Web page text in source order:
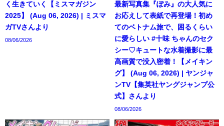
く生きていく【ミスマガジン
2025】 (Aug 06, 2026) | ミスマ
ガTVさんより
08/06/2026
最新写真集『ぽみ』の大人気に
お応えして表紙で再登場！初め
てのベトナム旅で、困るくらい
に愛らしい #十味 ちゃんのセク
シー♡キュートな水着撮影に最
高画質で没入密着！【メイキン
グ】 (Aug 06, 2026) | ヤンジャ
ンTV【集英社ヤングジャンプ公
式】さんより
08/06/2026